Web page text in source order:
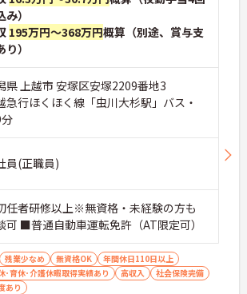
）
195万円～368万円概算（別途、賞与支
）
県 上越市 安塚区安塚2209番地3
急行ほくほく線「虫川大杉駅」バス・
員(正職員)
任者研修以上※無資格・未経験の方も
可 ■普通自動車運転免許（AT限定可）
残業少なめ 無資格OK
年間休日110日以上
･育休･介護休暇取得実績あり 高収入
社会保険完備
あり